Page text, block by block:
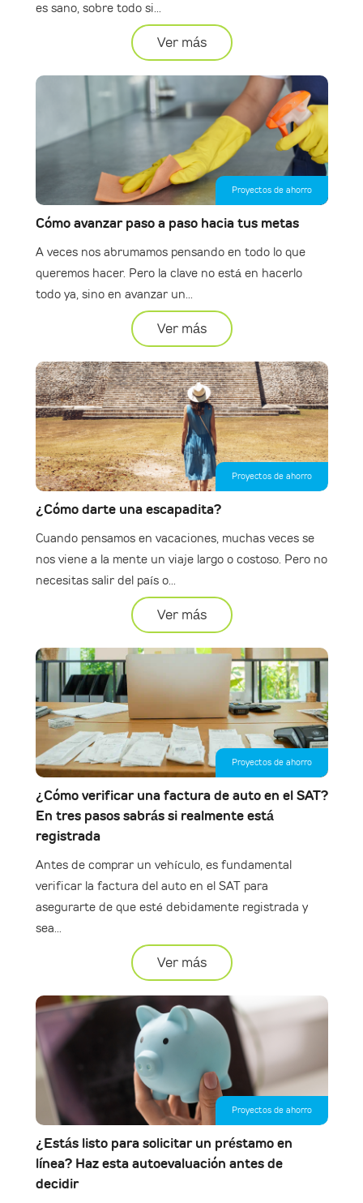
es sano, sobre todo si...
Ver más
Proyectos de ahorro
Cómo avanzar paso a paso hacia tus metas
A veces nos abrumamos pensando en todo lo que
queremos hacer. Pero la clave no está en hacerlo
todo ya, sino en avanzar un...
Ver más
Proyectos de ahorro
¿Cómo darte una escapadita?
Cuando pensamos en vacaciones, muchas veces se
nos viene a la mente un viaje largo o costoso. Pero no
necesitas salir del país o...
Ver más
Proyectos de ahorro
¿Cómo verificar una factura de auto en el SAT?
En tres pasos sabrás si realmente está
registrada
Antes de comprar un vehículo, es fundamental
verificar la factura del auto en el SAT para
asegurarte de que esté debidamente registrada y
sea...
Ver más
Proyectos de ahorro
¿Estás listo para solicitar un préstamo en
línea? Haz esta autoevaluación antes de
decidir